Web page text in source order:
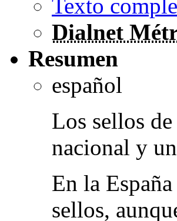
Texto
Dialnet
Resumen
español
Los sellos
nacional y
En la
sellos,